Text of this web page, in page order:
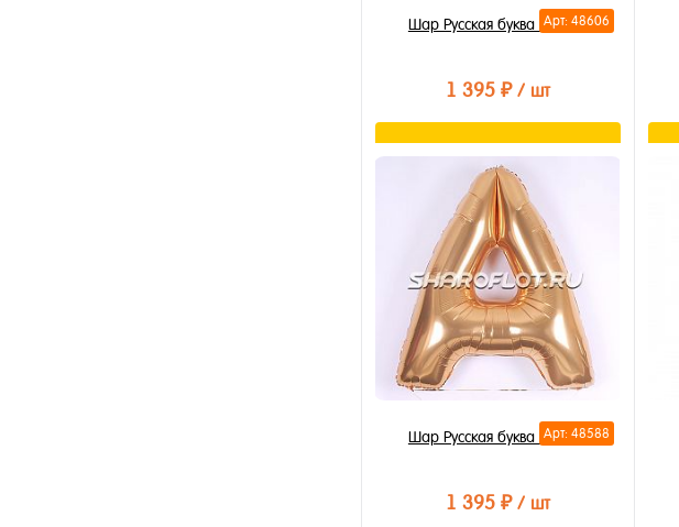
Арт: 48606
Шар Русская буква С 85см
1 395 ₽ / шт
В корзину
Купить в 1 клик
В избранное
В наличии
Арт: 48588
Шар Русская буква А 85см
1 395 ₽ / шт